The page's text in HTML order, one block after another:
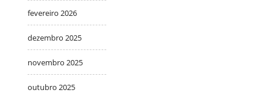
fevereiro 2026
dezembro 2025
novembro 2025
outubro 2025